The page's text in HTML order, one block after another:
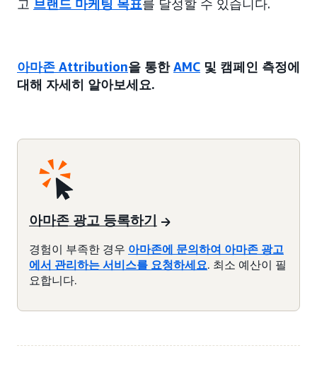
고 브랜드 마케팅 목표를 달성할 수 있습니다.
아마존 Attribution을 통한AMC 및 캠페인 측정에
대해 자세히 알아보세요.
아마존 광고 등록하기
경험이 부족한 경우 아마존에 문의하여 아마존 광고
에서 관리하는 서비스를 요청하세요. 최소 예산이 필
요합니다.